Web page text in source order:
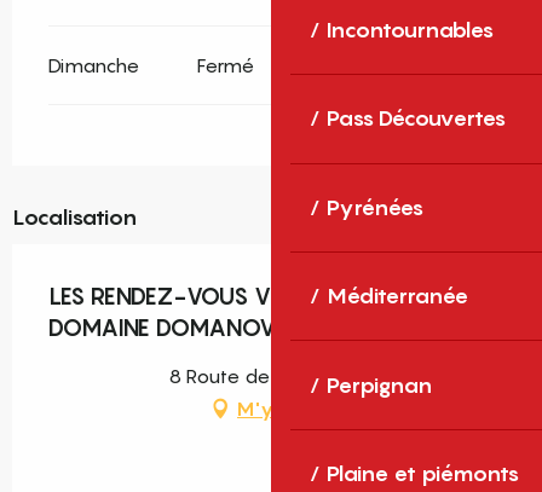
Incontournables
Pass Découvertes
Pyrénées
Méditerranée
Perpignan
Plaine et piémonts
Dimanche Fermé
Localisation
LES RENDEZ-VOUS VIGNERONS :
DOMAINE DOMANOVA
8 Route de Vinça, Joch
M'y rendre